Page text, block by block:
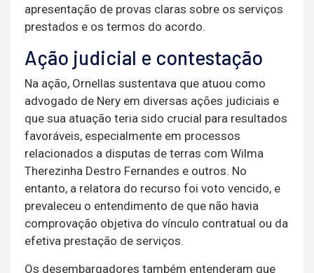
apresentação de provas claras sobre os serviços
prestados e os termos do acordo.
Ação judicial e contestação
Na ação, Ornellas sustentava que atuou como
advogado de Nery em diversas ações judiciais e
que sua atuação teria sido crucial para resultados
favoráveis, especialmente em processos
relacionados a disputas de terras com Wilma
Therezinha Destro Fernandes e outros. No
entanto, a relatora do recurso foi voto vencido, e
prevaleceu o entendimento de que não havia
comprovação objetiva do vínculo contratual ou da
efetiva prestação de serviços.
Os desembargadores também entenderam que